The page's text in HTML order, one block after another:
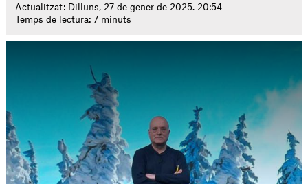
Actualitzat: Dilluns, 27 de gener de 2025. 20:54
Temps de lectura: 7 minuts